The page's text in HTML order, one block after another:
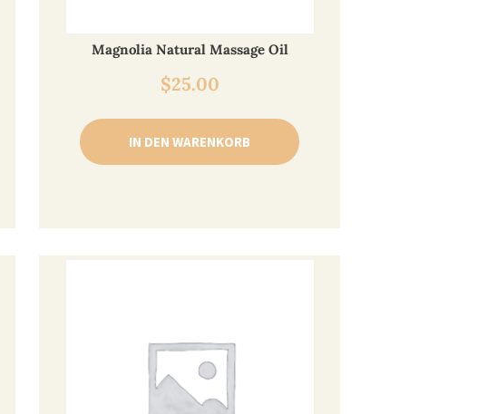
Magnolia Natural Massage Oil
$25.00
IN DEN WARENKORB